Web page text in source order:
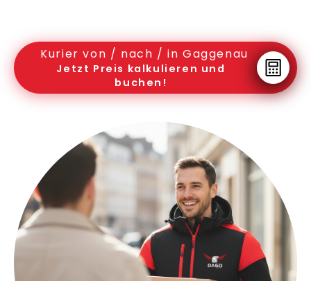
Kurier von / nach / in Gaggenau
Jetzt Preis kalkulieren und
buchen!